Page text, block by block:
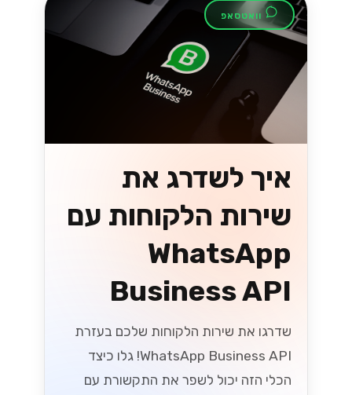
וואטסאפ
איך לשדרג את
שירות הלקוחות עם
WhatsApp
Business API
שדרגו את שירות הלקוחות שלכם בעזרת
WhatsApp Business API! גלו כיצד
הכלי הזה יכול לשפר את התקשורת עם